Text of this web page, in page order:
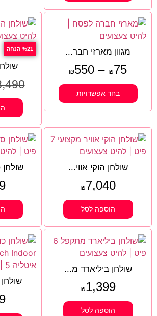
מגוון מארזי חבר...
₪75
–
₪550
בחר אפשרויות
%21 הנחה
שולחן הוקי אווי...
₪7,040
הוספה לסל
שולחן ביליארד מ...
₪1,399
הוספה לסל